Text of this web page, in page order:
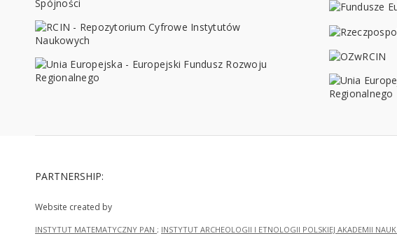
PARTNERSHIP:
Website created by
INSTYTUT MATEMATYCZNY PAN ; INSTYTUT ARCHEOLOGII I ETNOLOGII POLSKIEJ AKADEMII NAUK